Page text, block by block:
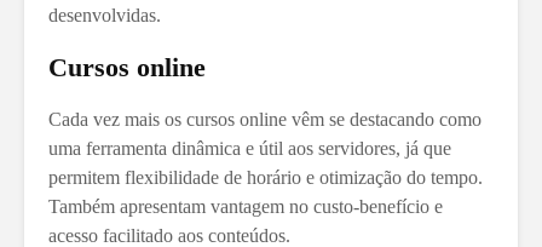
desenvolvidas.
Cursos online
Cada vez mais os cursos online vêm se destacando como
uma ferramenta dinâmica e útil aos servidores, já que
permitem flexibilidade de horário e otimização do tempo.
Também apresentam vantagem no custo-benefício e
acesso facilitado aos conteúdos.